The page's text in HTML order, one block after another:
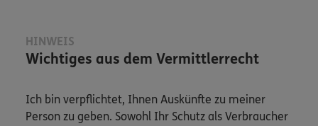
HINWEIS
Wichtiges aus dem Vermittlerrecht
Ich bin verpflichtet, Ihnen Auskünfte zu meiner
Person zu geben. Sowohl Ihr Schutz als Verbraucher